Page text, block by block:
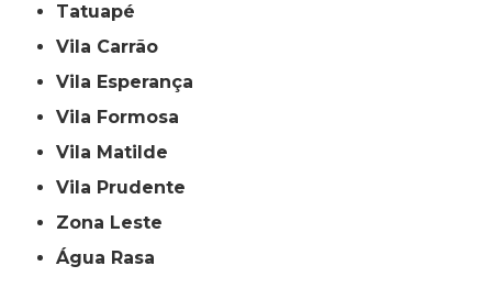
Tatuapé
Vila Carrão
Vila Esperança
Vila Formosa
Vila Matilde
Vila Prudente
Zona Leste
Água Rasa